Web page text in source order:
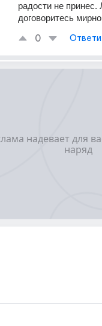
радости не
договоритесь
0